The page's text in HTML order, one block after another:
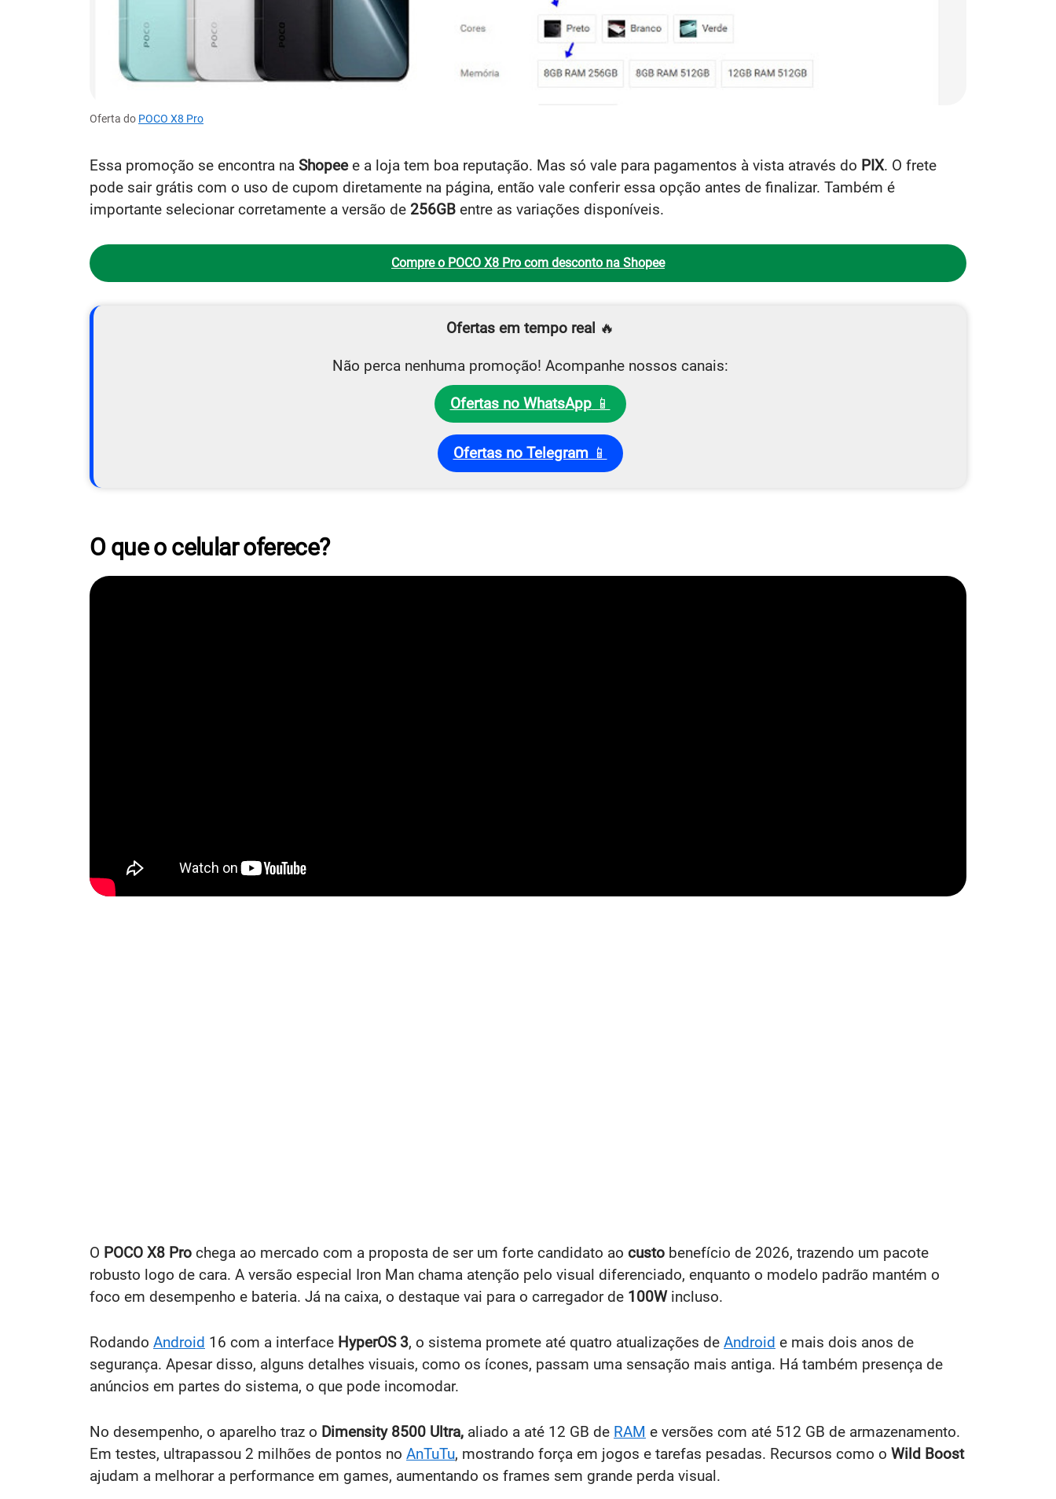
Oferta do POCO X8 Pro
Essa promoção se encontra na Shopeee a loja tem boa reputação. Mas só vale para pagamentos à vista através do PIX. O frete
pode sair grátis com o uso de cupom diretamente na página, então vale conferir essa opção antes de finalizar. Também é
importante selecionar corretamente a versão de 256GB entre as variações disponíveis.
Compre o POCO X8 Pro com desconto na Shopee
Ofertas em tempo real 🔥
Não perca nenhuma promoção! Acompanhe nossos canais:
Ofertas no WhatsApp📱
Ofertas no Telegram📱
O que o celular oferece?
O POCO X8 Pro chega ao mercado com a proposta de ser um forte candidato ao custo benefício de 2026, trazendo um pacote
robusto logo de cara. A versão especial Iron Man chama atenção pelo visual diferenciado, enquanto o modelo padrão mantém o
foco em desempenho e bateria. Já na caixa, o destaque vai para o carregador de 100W incluso.
Rodando Android 16 com a interface HyperOS 3, o sistema promete até quatro atualizações de Android e mais dois anos de
segurança. Apesar disso, alguns detalhes visuais, como os ícones, passam uma sensação mais antiga. Há também presença de
anúncios em partes do sistema, o que pode incomodar.
No desempenho, o aparelho traz o Dimensity 8500 Ultra, aliado a até 12 GB de RAM e versões com até 512 GB de armazenamento.
Em testes, ultrapassou 2 milhões de pontos no AnTuTu, mostrando força em jogos e tarefas pesadas. Recursos como o Wild Boost
ajudam a melhorar a performance em games, aumentando os frames sem grande perda visual.